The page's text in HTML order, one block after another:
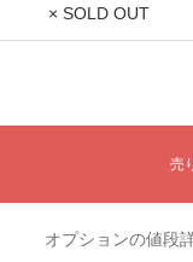
× SOLD OUT
オプションの値段